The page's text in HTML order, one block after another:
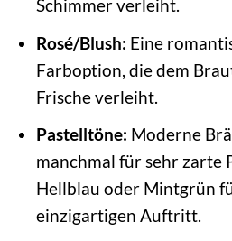
Schimmer verleiht.
Rosé/Blush: Eine
Farboption, die dem
Frische verleiht.
Pastelltöne: Moderne
manchmal für sehr zarte
Hellblau oder Mintgrün
einzigartigen Auftritt.